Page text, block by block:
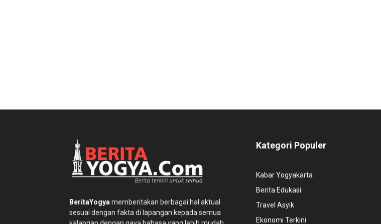
BeritaYogya memberitakan berbagai hal aktual
sesuai dengan fakta di lapangan kepada semua
Kategori Populer
Kabar Yogyakarta
Berita Edukasi
Travel Asyik
Ekonomi Terkini